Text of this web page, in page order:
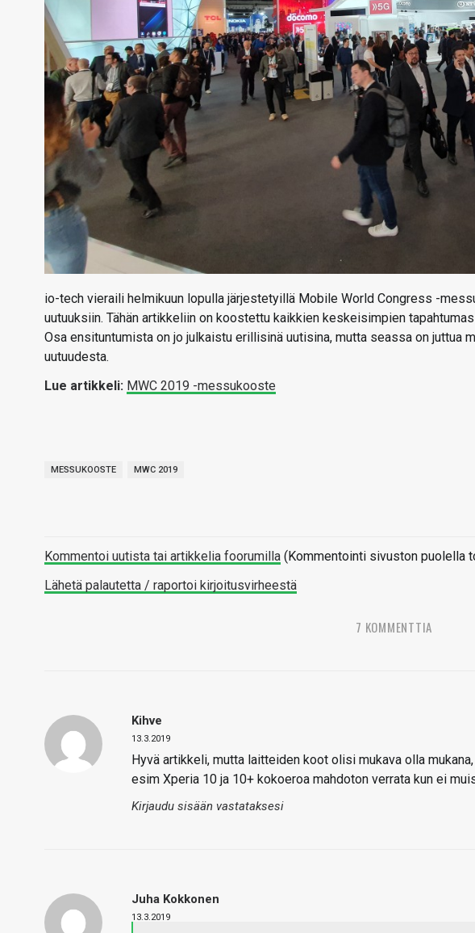
io-tech vieraili helmikuun lopulla järjestetyillä Mobile World Congress -
uutuuksiin. Tähän artikkeliin on koostettu kaikkien keskeisimpien
Osa ensituntumista on jo julkaistu erillisinä uutisina, mutta seassa on juttua
uutuudesta.
Lue artikkeli: MWC 2019 -messukooste
MESSUKOOSTE MWC 2019
Kommentoi uutista tai artikkelia foorumilla (Kommentointi sivuston puolella
Lähetä palautetta / raportoi kirjoitusvirheestä
7 KOMMENTTIA
Kihve
13.3.2019
Hyvä artikkeli, mutta laitteiden koot olisi mukava olla
esim Xperia 10 ja 10+ kokoeroa mahdoton verrata kun ei
Kirjaudu sisään vastataksesi
Juha Kokkonen
13.3.2019